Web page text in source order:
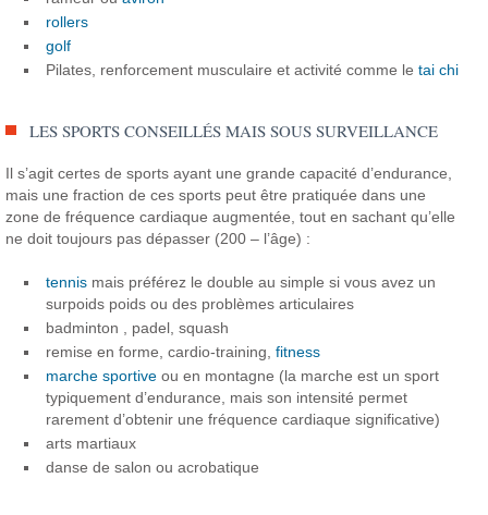
rollers
golf
Pilates, renforcement musculaire et activité comme letai chi
LES SPORTS CONSEILLÉS MAIS SOUS SURVEILLANCE
Il s’agit certes de sports ayant une grande capacité d’endurance,
mais une fraction de ces sports peut être pratiquée dans une
zone de fréquence cardiaque augmentée, tout en sachant qu’elle
ne doit toujours pas dépasser (200 – l’âge) :
tennis mais préférez le double au simple si vous avez un
surpoids poids ou des problèmes articulaires
badminton , padel, squash
remise en forme, cardio-training,fitness
marche sportive ou en montagne (la marche est un sport
typiquement d’endurance, mais son intensité permet
rarement d’obtenir une fréquence cardiaque significative)
arts martiaux
danse de salon ou acrobatique